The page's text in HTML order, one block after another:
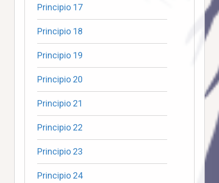
Principio 17
Principio 18
Principio 19
Principio 20
Principio 21
Principio 22
Principio 23
Principio 24